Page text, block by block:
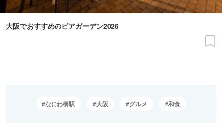
大阪でおすすめのビアガーデン2026
なにわ橋駅 大阪 グルメ 和食